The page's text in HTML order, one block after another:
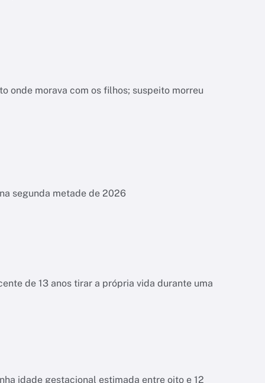
onde morava com os filhos; suspeito morreu
segunda metade de 2026
de 13 anos tirar a própria vida durante uma
idade gestacional estimada entre oito e 12